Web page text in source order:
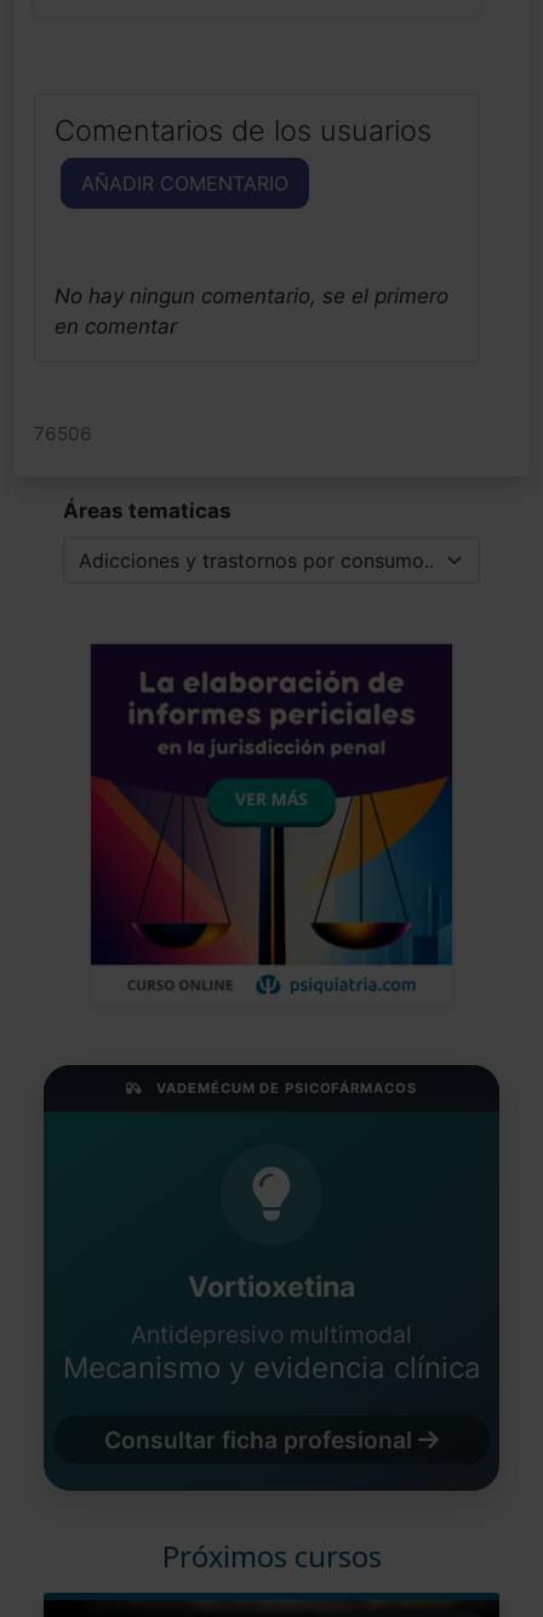
Comentarios de los usuarios
AÑADIR COMENTARIO
No hay ningun comentario, se el primero
en comentar
76506
Áreas tematicas
VADEMÉCUM DE PSICOFÁRMACOS
Vortioxetina
Antidepresivo multimodal
Mecanismo y evidencia clínica
Consultar ficha profesional
Próximos cursos